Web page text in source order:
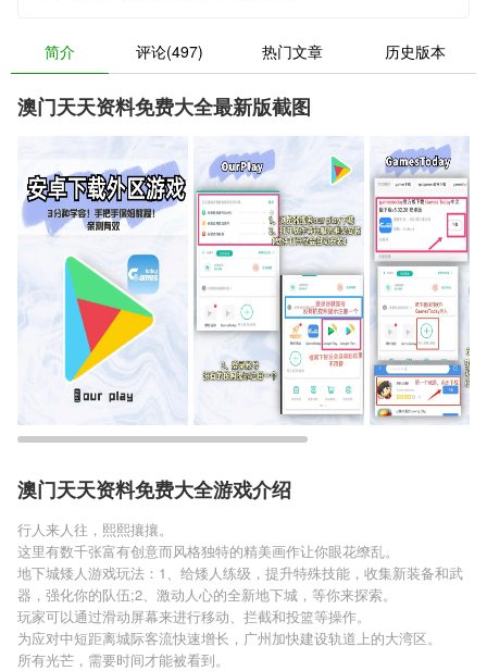
简介 评论(497) 热门文章 历史版本
澳门天天资料免费大全最新版截图
澳门天天资料免费大全游戏介绍
行人来人往，熙熙攘攘。
这里有数千张富有创意而风格独特的精美画作让你眼花缭乱。
地下城矮人游戏玩法：1、给矮人练级，提升特殊技能，收集新装备和武
器，强化你的队伍;2、激动人心的全新地下城，等你来探索。
玩家可以通过滑动屏幕来进行移动、拦截和投篮等操作。
为应对中短距离城际客流快速增长，广州加快建设轨道上的大湾区。
所有光芒，需要时间才能被看到。